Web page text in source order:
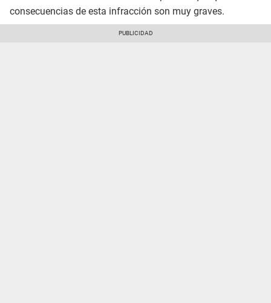
consecuencias de esta infracción son muy graves.